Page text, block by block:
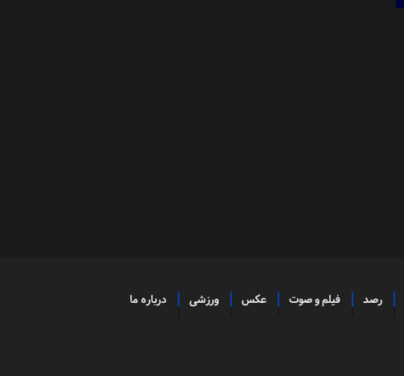
رصد فیلم و صوت عکس ورزشی درباره ما